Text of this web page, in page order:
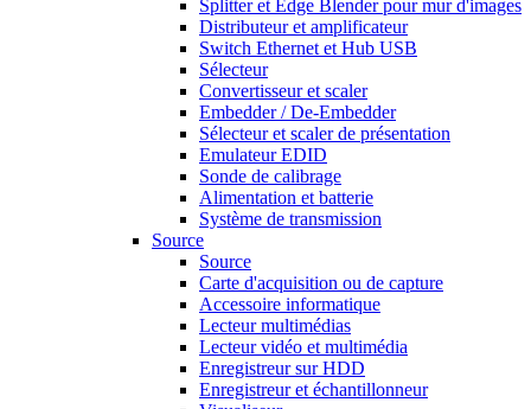
Splitter et Edge Blender pour mur d'images
Distributeur et amplificateur
Switch Ethernet et Hub USB
Sélecteur
Convertisseur et scaler
Embedder / De-Embedder
Sélecteur et scaler de présentation
Emulateur EDID
Sonde de calibrage
Alimentation et batterie
Système de transmission
Source
Source
Carte d'acquisition ou de capture
Accessoire informatique
Lecteur multimédias
Lecteur vidéo et multimédia
Enregistreur sur HDD
Enregistreur et échantillonneur